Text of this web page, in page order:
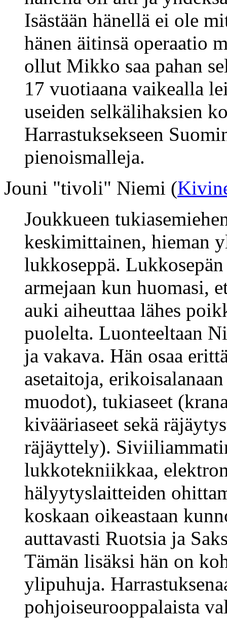
Isästään hänellä ei ole
hänen äitinsä operaatio
ollut Mikko saa pahan
17 vuotiaana vaikealla
useiden selkälihaksien
Harrastuksekseen
pienoismalleja.
Jouni "tivoli" Niemi (
Joukkueen
keskimittainen, hieman
lukkoseppä.
armejaan kun huomasi,
auki aiheuttaa lähes
puolelta. Luonteeltaan
ja vakava. Hän osaa
asetaitoja,
muodot), tukiaseet
kivääriaseet sekä
räjäyttely).
lukkotekniikkaa,
hälyytyslaitteiden
koskaan oikeastaan
auttavasti Ruotsia ja
Tämän lisäksi hän on
ylipuhuja.
pohjoiseurooppalaista